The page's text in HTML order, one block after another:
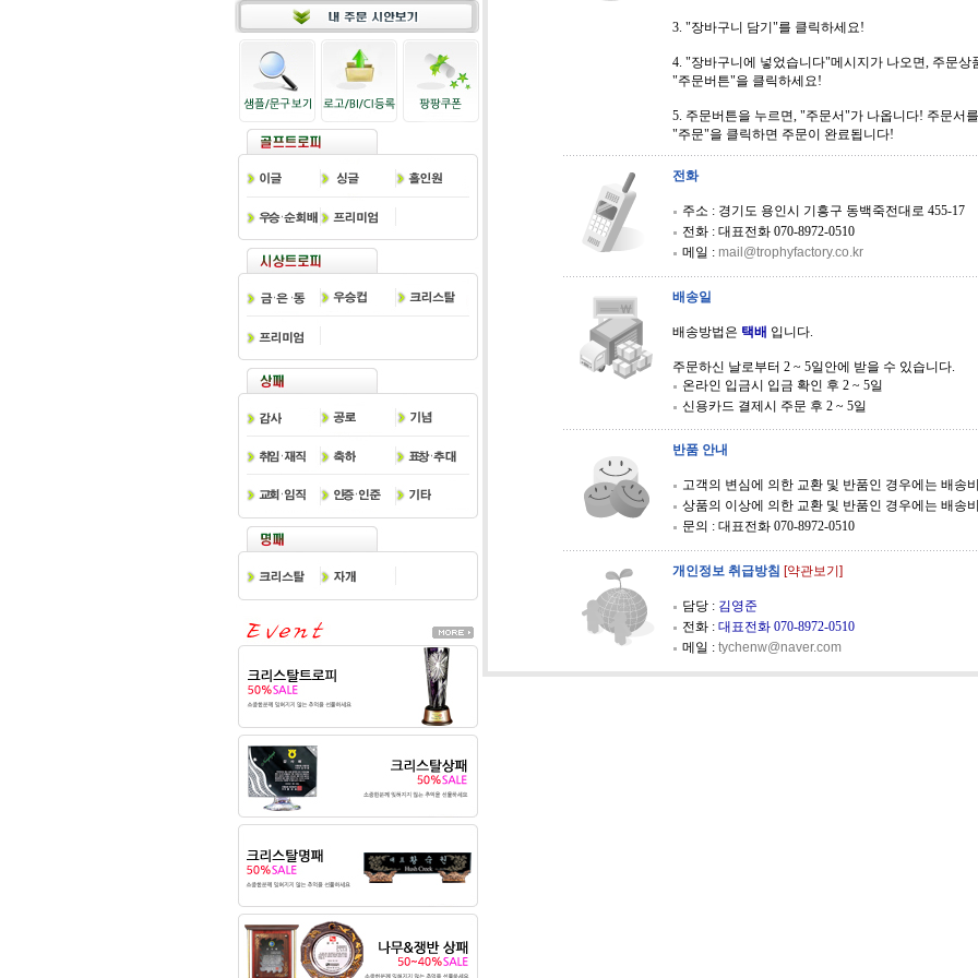
3. "장바구니 담기"를 클릭하세요!
4. "장바구니에 넣었습니다"메시지가 나오면, 주문상
"주문버튼"을 클릭하세요!
5. 주문버튼을 누르면, "주문서"가 나옵니다! 주문서
"주문"을 클릭하면 주문이 완료됩니다!
전화
주소 : 경기도 용인시 기흥구 동백죽전대로 455-17
전화 : 대표전화 070-8972-0510
메일 : mail@trophyfactory.co.kr
배송일
배송방법은 택배 입니다.
주문하신 날로부터 2 ~ 5일안에 받을 수 있습니다.
온라인 입금시 입금 확인 후 2 ~ 5일
신용카드 결제시 주문 후 2 ~ 5일
반품 안내
고객의 변심에 의한 교환 및 반품인 경우에는 배송
상품의 이상에 의한 교환 및 반품인 경우에는 배송
문의 : 대표전화 070-8972-0510
개인정보 취급방침 [약관보기]
담당 : 김영준
전화 : 대표전화 070-8972-0510
메일 : tychenw@naver.com